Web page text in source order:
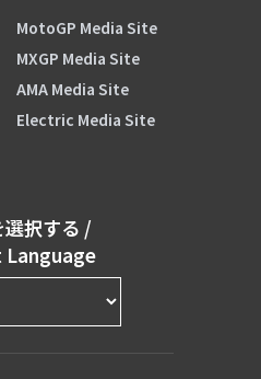
MotoGP Media Site
MXGP Media Site
AMA Media Site
Electric Media Site
択する /
Language